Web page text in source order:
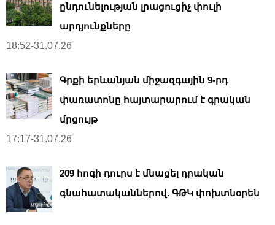
ընդունելության լրացուցիչ փուլի
արդյունքները
18:52-31.07.26
Գրքի երևանյան միջազգային 9-րդ
փառատոնը հայտարարում է գրական
մրցույթ
17:17-31.07.26
209 հոգի դուրս է մնացել դրական
գնահատականներով. ԳԹԿ փոխտնօրեն